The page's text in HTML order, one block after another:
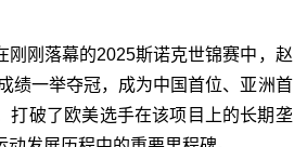
刚刚落幕的2025斯诺克世锦赛中，赵
绩一举夺冠，成为中国首位、亚洲首
打破了欧美选手在该项目上的长期垄